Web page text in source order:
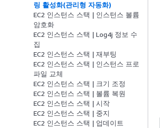
링 활성화(관리형 자동화)
EC2 인스턴스 스택 | 인스턴스 볼륨
암호화
EC2 인스턴스 스택 | Log4j 정보 수
집
EC2 인스턴스 스택 | 재부팅
EC2 인스턴스 스택 | 인스턴스 프로
파일 교체
EC2 인스턴스 스택 | 크기 조정
EC2 인스턴스 스택 | 볼륨 복원
EC2 인스턴스 스택 | 시작
EC2 인스턴스 스택 | 중지
EC2 인스턴스 스택 | 업데이트